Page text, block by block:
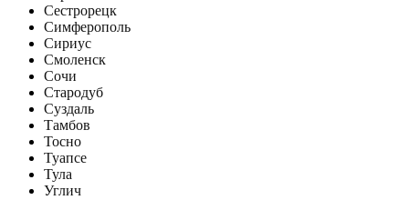
Сестрорецк
Симферополь
Сириус
Смоленск
Сочи
Стародуб
Суздаль
Тамбов
Тосно
Туапсе
Тула
Углич